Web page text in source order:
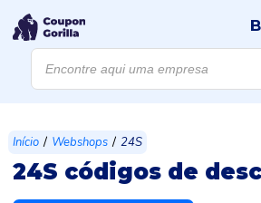
Products
search
Início / Webshops / 24S
24S códigos de